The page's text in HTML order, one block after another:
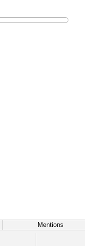
Mentions